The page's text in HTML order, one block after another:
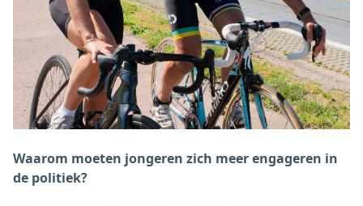
⁠Waarom moeten jongeren zich meer engageren in
de politiek?